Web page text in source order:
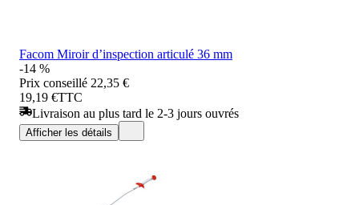
Facom Miroir d’inspection articulé 36 mm
-14 %
Prix conseillé 22,35 €
19,19 €TTC
Livraison au plus tard le 2-3 jours ouvrés
Afficher les détails